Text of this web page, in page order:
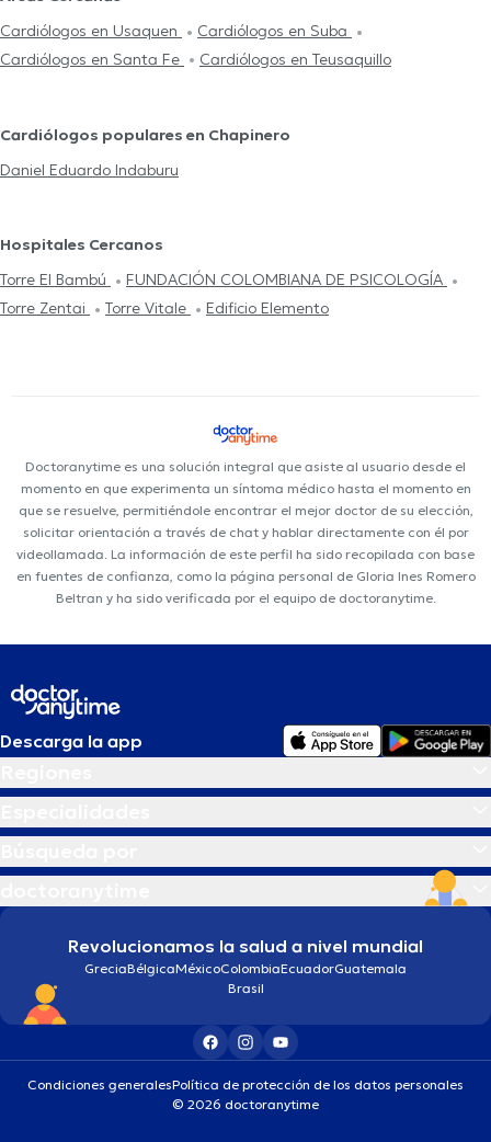
Cardiólogos en Usaquen
Cardiólogos en Suba
Cardiólogos en Santa Fe
Cardiólogos en Teusaquillo
Cardiólogos populares en Chapinero
Daniel Eduardo Indaburu
Hospitales Cercanos
Torre El Bambú
FUNDACIÓN COLOMBIANA DE PSICOLOGÍA
Torre Zentai
Torre Vitale Edificio Elemento
Doctoranytime es una solución integral que asiste al usuario desde el
momento en que experimenta un síntoma médico hasta el momento en
que se resuelve, permitiéndole encontrar el mejor doctor de su elección,
solicitar orientación a través de chat y hablar directamente con él por
videollamada. La información de este perfil ha sido recopilada con base
en fuentes de confianza, como la página personal de Gloria Ines Romero
Beltran y ha sido verificada por el equipo de doctoranytime.
Descarga la app
Revolucionamos la salud a nivel mundial
GreciaBélgicaMéxicoColombiaEcuadorGuatemala
Brasil
Condiciones generalesPolítica de protección de los datos personales
© 2026 doctoranytime